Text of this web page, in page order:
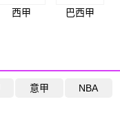
西甲 巴西甲
意甲 NBA